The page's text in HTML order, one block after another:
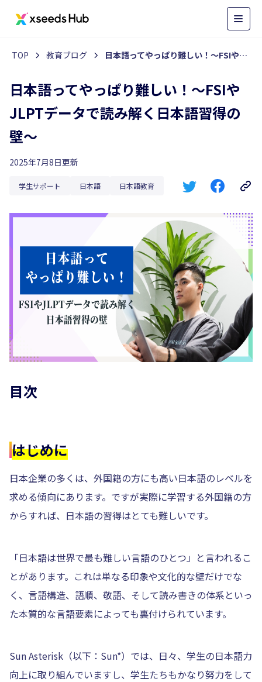
TOP 教育ブログ 日本語ってやっぱり難しい！〜FSIやJLPTデータで読み解く日本語習得の壁〜
日本語ってやっぱり難しい！〜FSIや
JLPTデータで読み解く日本語習得の
壁〜
2025年7月8日更新
学生サポート 日本語 日本語教育
目次
はじめに
日本企業の多くは、外国籍の方にも高い日本語のレベルを
求める傾向にあります。ですが実際に学習する外国籍の方
からすれば、日本語の習得はとても難しいです。
「日本語は世界で最も難しい言語のひとつ」と言われるこ
とがあります。これは単なる印象や文化的な壁だけでな
く、言語構造、語順、敬語、そして読み書きの体系といっ
た本質的な言語要素によっても裏付けられています。
Sun Asterisk（以下：Sun*）では、日々、学生の日本語力
向上に取り組んでいますし、学生たちもかなり努力をして